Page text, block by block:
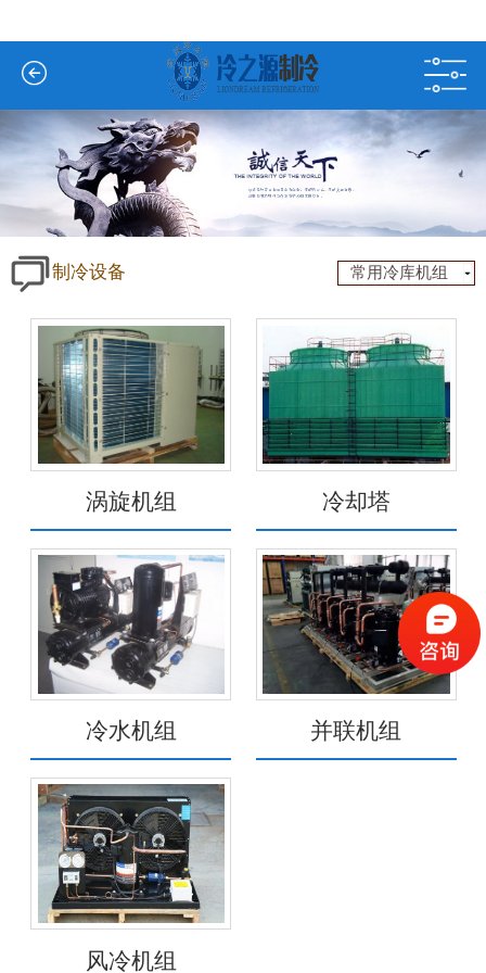
常用冷库机组
制冷设备
涡旋机组 冷却塔
冷水机组 并联机组
风冷机组